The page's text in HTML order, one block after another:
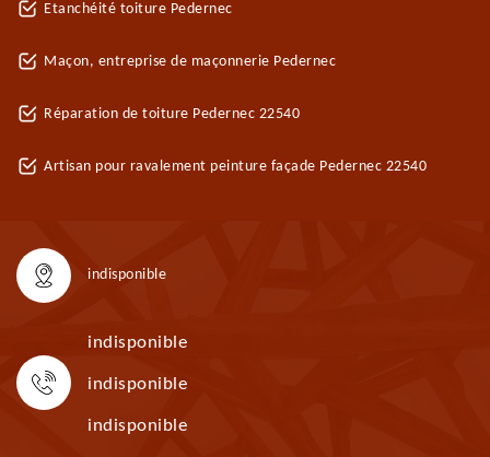
Etanchéité toiture Pedernec
Maçon, entreprise de maçonnerie Pedernec
Réparation de toiture Pedernec 22540
Artisan pour ravalement peinture façade Pedernec 22540
indisponible
indisponible
indisponible
indisponible